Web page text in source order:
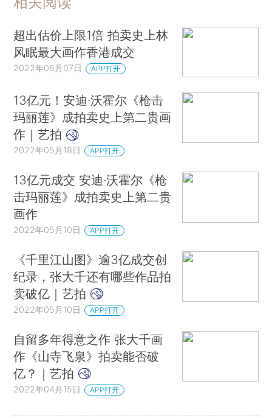
超出估价上限1倍 拍卖史上林
风眠最大画作香港成交
2022年06月07日 APP打开
13亿元！安迪·沃霍尔《枪击
玛丽莲》成拍卖史上第二贵画
作｜艺拍
2022年05月18日 APP打开
13亿元成交 安迪·沃霍尔《枪
击玛丽莲》成拍卖史上第二贵
画作
2022年05月10日 APP打开
《千里江山图》逾3亿成交创
纪录，张大千还有哪些作品拍
卖破亿｜艺拍
2022年05月10日 APP打开
自留多年得意之作 张大千画
作《山寺飞泉》拍卖能否破
亿？｜艺拍
2022年04月15日 APP打开